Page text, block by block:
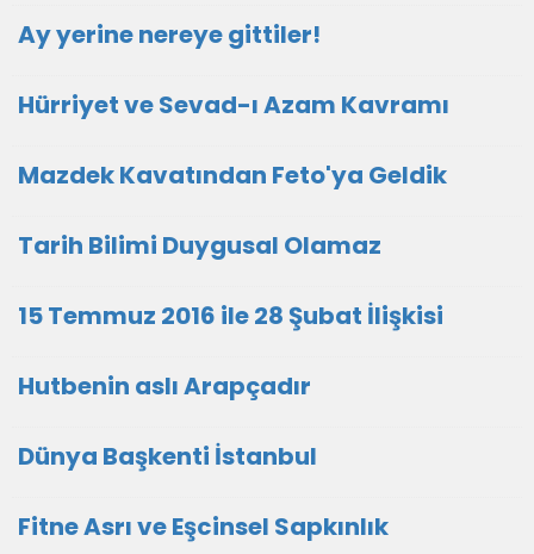
Ay yerine nereye gittiler!
Hürriyet ve Sevad-ı Azam Kavramı
Mazdek Kavatından Feto'ya Geldik
Tarih Bilimi Duygusal Olamaz
15 Temmuz 2016 ile 28 Şubat İlişkisi
Hutbenin aslı Arapçadır
Dünya Başkenti İstanbul
Fitne Asrı ve Eşcinsel Sapkınlık